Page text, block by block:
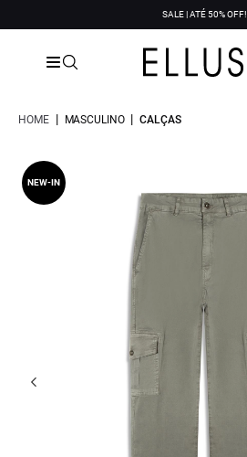
SALE | ATÉ 50% OFF!
HOME | MASCULINO | CALÇAS
NEW-IN